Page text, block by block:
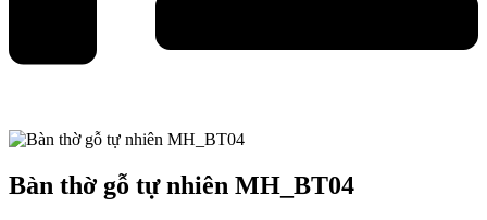
Bàn thờ gỗ tự nhiên MH_BT04